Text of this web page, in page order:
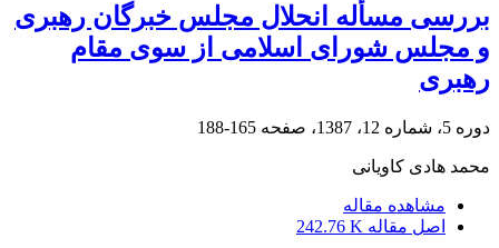
بررسی مسأله انحلال مجلس خبرگان رهبری
و مجلس شورای اسلامی از سوی مقام
رهبری
دوره 5، شماره 12، 1387، صفحه 165-188
محمد هادی کاویانی
مشاهده مقاله
اصل مقاله 242.76 K